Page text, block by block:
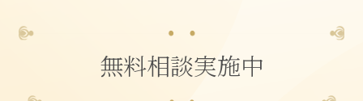
無料相談実施中